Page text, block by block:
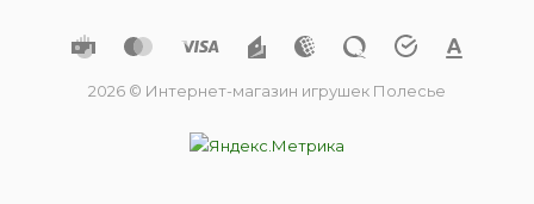
2026 © Интернет-магазин игрушек Полесье